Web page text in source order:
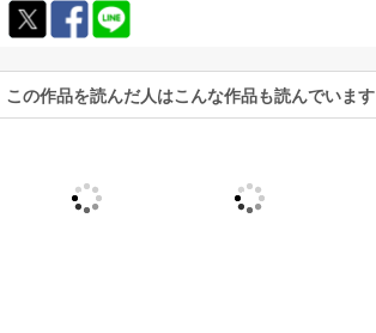
この作品を読んだ人はこんな作品も読んでいます